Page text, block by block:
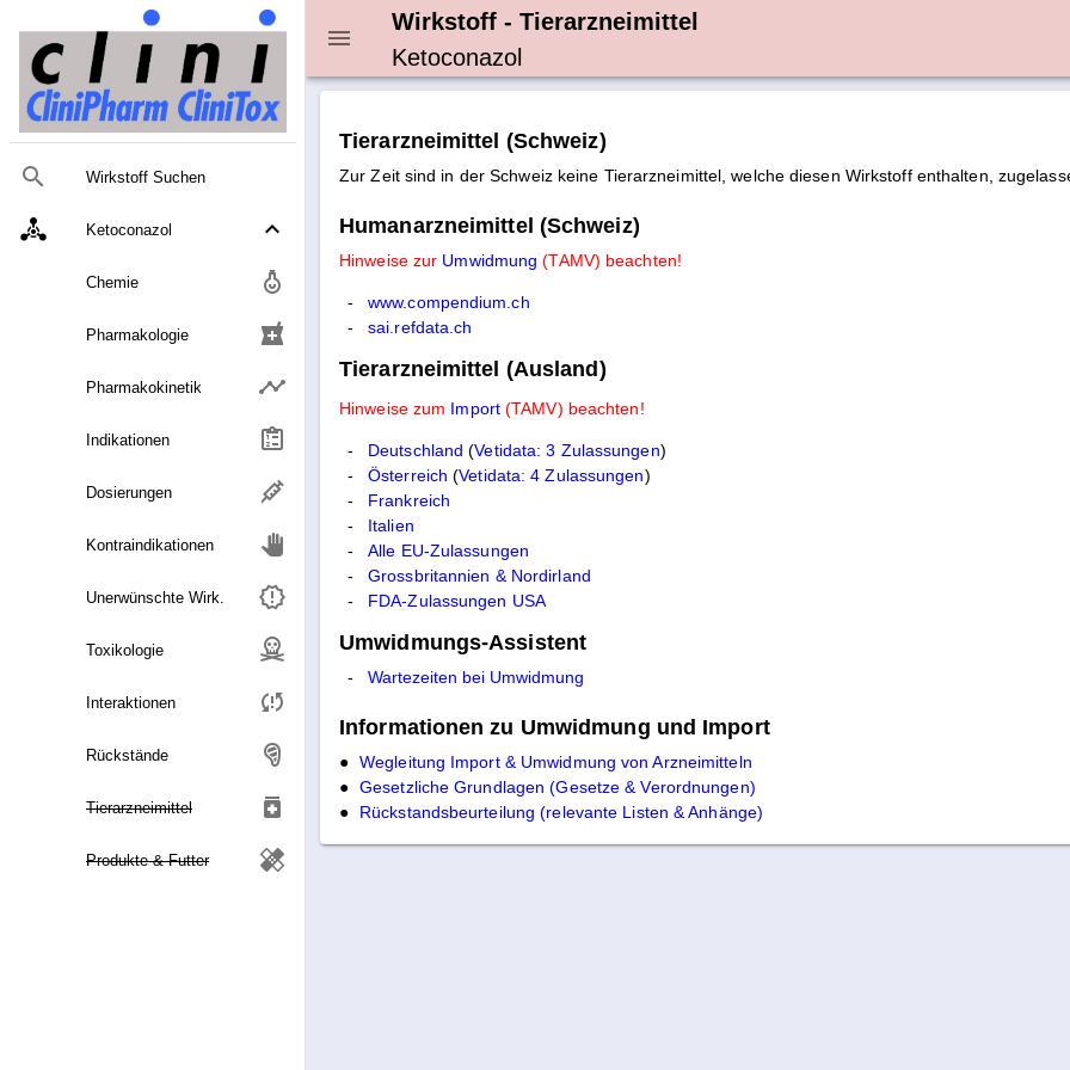
Wirkstoff Suchen
Ketoconazol
Chemie
Pharmakologie local_pharmacy
Pharmakokinetik
Indikationen
Dosierungen
Kontraindikationen
Unerwünschte Wirk.
Toxikologie
Interaktionen
Rückstände
Tierarzneimittel medication
Produkte & Futter healing
Wirkstoff - Tierarzneimittel
Ketoconazol
Tierarzneimittel (Schweiz)
Zur Zeit sind in der Schweiz keine Tierarzneimittel, welche diesen Wirkstoff enthalten,
Humanarzneimittel (Schweiz)
Hinweise zur Umwidmung (TAMV) beachten!
www.compendium.ch
sai.refdata.ch
Tierarzneimittel (Ausland)
Hinweise zum Import(TAMV) beachten!
Deutschland (Vetidata: 3 Zulassungen)
Österreich (Vetidata: 4 Zulassungen)
Frankreich
Italien
Alle EU-Zulassungen
Grossbritannien & Nordirland
FDA-Zulassungen USA
Umwidmungs-Assistent
Informationen zu Umwidmung und Import
● Wegleitung Import & Umwidmung von Arzneimitteln
● Gesetzliche Grundlagen (Gesetze & Verordnungen)
●
Rückstandsbeurteilung (relevante Listen & Anhänge)